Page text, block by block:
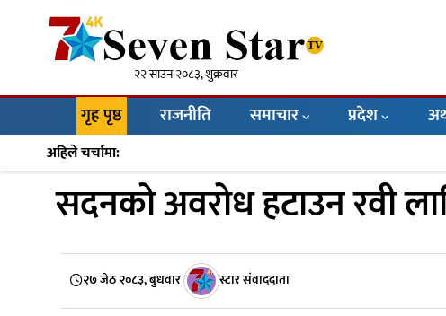
२२ साउन २०८३, शुक्रवार
गृह पृष्ठ राजनीति समाचार प्रदेश
अहिले चर्चामा:
सदनको अवरोध हटाउन रवी
२७ जेठ २०८३, बुधवार स्टार संवाददाता